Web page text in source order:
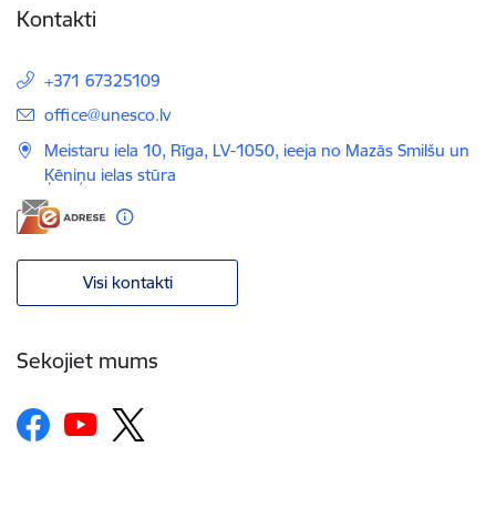
Kontakti
+371 67325109
E-pasts:
office@unesco.lv
Meistaru iela 10, Rīga, LV-1050, ieeja no Mazās Smilšu un
Ķēniņu ielas stūra
Visi kontakti
Sekojiet mums